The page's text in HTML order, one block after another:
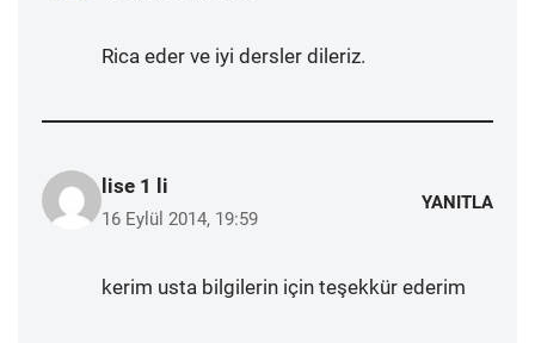
Rica eder ve iyi dersler dileriz.
lise 1 li
16 Eylül 2014, 19:59
YANITLA
kerim usta bilgilerin için teşekkür ederim